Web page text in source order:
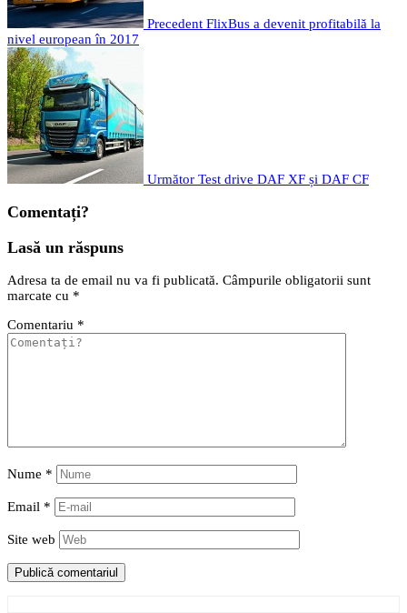
Precedent FlixBus a devenit profitabilă la
nivel european în 2017
Următor Test drive DAF XF și DAF CF
Comentați?
Lasă un răspuns
Adresa ta de email nu va fi publicată. Câmpurile obligatorii sunt
marcate cu *
Comentariu *
Nume *
Email *
Site web